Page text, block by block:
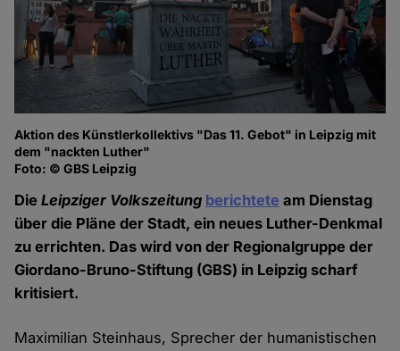
Aktion des Künstlerkollektivs "Das 11. Gebot" in Leipzig mit
dem "nackten Luther"
Foto: © GBS Leipzig
DieLeipziger Volkszeitung berichtete am Dienstag
über die Pläne der Stadt, ein neues Luther-Denkmal
zu errichten. Das wird von der Regionalgruppe der
Giordano-Bruno-Stiftung (GBS) in Leipzig scharf
kritisiert.
Maximilian Steinhaus, Sprecher der humanistischen